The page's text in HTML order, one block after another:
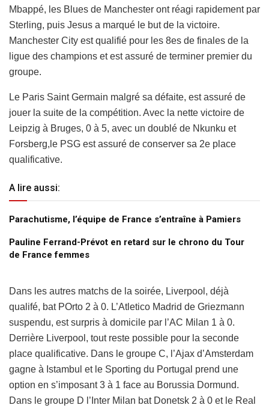
Mbappé, les Blues de Manchester ont réagi rapidement par
Sterling, puis Jesus a marqué le but de la victoire.
Manchester City est qualifié pour les 8es de finales de la
ligue des champions et est assuré de terminer premier du
groupe.
Le Paris Saint Germain malgré sa défaite, est assuré de
jouer la suite de la compétition. Avec la nette victoire de
Leipzig à Bruges, 0 à 5, avec un doublé de Nkunku et
Forsberg,le PSG est assuré de conserver sa 2e place
qualificative.
A lire aussi:
Parachutisme, l’équipe de France s’entraîne à Pamiers
Pauline Ferrand-Prévot en retard sur le chrono du Tour
de France femmes
Dans les autres matchs de la soirée, Liverpool, déjà
qualifé, bat POrto 2 à 0. L’Atletico Madrid de Griezmann
suspendu, est surpris à domicile par l’AC Milan 1 à 0.
Derrière Liverpool, tout reste possible pour la seconde
place qualificative. Dans le groupe C, l’Ajax d’Amsterdam
gagne à Istambul et le Sporting du Portugal prend une
option en s’imposant 3 à 1 face au Borussia Dormund.
Dans le groupe D l’Inter Milan bat Donetsk 2 à 0 et le Real